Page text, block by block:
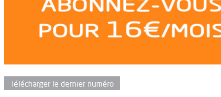
Télécharger le dernier numéro